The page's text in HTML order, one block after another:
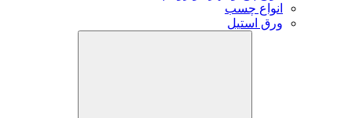
انواع چسب
ورق استیل